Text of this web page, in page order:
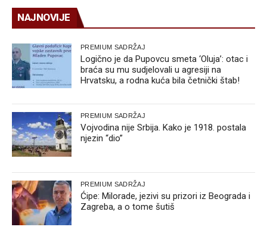
NAJNOVIJE
PREMIUM SADRŽAJ
Logično je da Pupovcu smeta ‘Oluja’: otac i
braća su mu sudjelovali u agresiji na
Hrvatsku, a rodna kuća bila četnički štab!
PREMIUM SADRŽAJ
Vojvodina nije Srbija. Kako je 1918. postala
njezin “dio”
PREMIUM SADRŽAJ
Ćipe: Milorade, jezivi su prizori iz Beograda i
Zagreba, a o tome šutiš